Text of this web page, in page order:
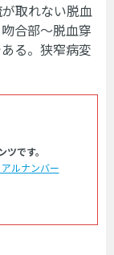
取れない脱血
合部〜脱血穿
る。狭窄病変
です。
ルナンバー